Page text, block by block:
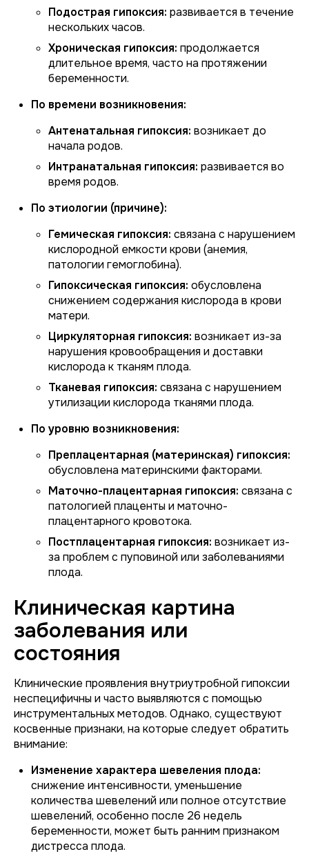
Подострая гипоксия: развивается в течение
нескольких часов.
Хроническая гипоксия: продолжается
длительное время, часто на протяжении
беременности.
По времени возникновения:
Антенатальная гипоксия: возникает до
начала родов.
Интранатальная гипоксия: развивается во
время родов.
По этиологии (причине):
Гемическая гипоксия: связана с нарушением
кислородной емкости крови (анемия,
патологии гемоглобина).
Гипоксическая гипоксия: обусловлена
снижением содержания кислорода в крови
матери.
Циркуляторная гипоксия: возникает из-за
нарушения кровообращения и доставки
кислорода к тканям плода.
Тканевая гипоксия: связана с нарушением
утилизации кислорода тканями плода.
По уровню возникновения:
Преплацентарная (материнская) гипоксия:
обусловлена материнскими факторами.
Маточно-плацентарная гипоксия: связана с
патологией плаценты и маточно-
плацентарного кровотока.
Постплацентарная гипоксия: возникает из-
за проблем с пуповиной или заболеваниями
плода.
Клиническая картина
заболевания или
состояния
Клинические проявления внутриутробной гипоксии
неспецифичны и часто выявляются с помощью
инструментальных методов. Однако, существуют
косвенные признаки, на которые следует обратить
внимание:
Изменение характера шевеления плода:
снижение интенсивности, уменьшение
количества шевелений или полное отсутствие
шевелений, особенно после 26 недель
беременности, может быть ранним признаком
дистресса плода.